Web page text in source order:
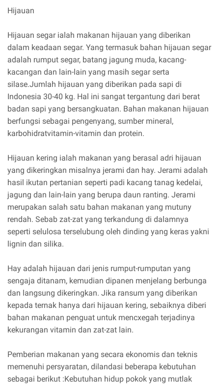
Hijauan
Hijauan segar ialah makanan hijauan yang diberikan
dalam keadaan segar. Yang termasuk bahan hijauan segar
adalah rumput segar, batang jagung muda, kacang-
kacangan dan lain-lain yang masih segar serta
silase.Jumlah hijauan yang diberikan pada sapi di
Indonesia 30-40 kg. Hal ini sangat tergantung dari berat
badan sapi yang bersangkuatan. Bahan makanan hijauan
berfungsi sebagai pengenyang, sumber mineral,
karbohidratvitamin-vitamin dan protein.
Hijauan kering ialah makanan yang berasal adri hijauan
yang dikeringkan misalnya jerami dan hay. Jerami adalah
hasil ikutan pertanian seperti padi kacang tanag kedelai,
jagung dan lain-lain yang berupa daun ranting. Jerami
merupakan salah satu bahan makanan yang mutuny
rendah. Sebab zat-zat yang terkandung di dalamnya
seperti selulosa terselubung oleh dinding yang keras yakni
lignin dan silika.
Hay adalah hijauan dari jenis rumput-rumputan yang
sengaja ditanam, kemudian dipanen menjelang berbunga
dan langsung dikeringkan. Jika ransum yang diberikan
kepada ternak hanya dari hijauan kering, sebaiknya diberi
bahan makanan penguat untuk mencxegah terjadinya
kekurangan vitamin dan zat-zat lain.
Pemberian makanan yang secara ekonomis dan teknis
memenuhi persyaratan, dilandasi beberapa kebutuhan
sebagai berikut :Kebutuhan hidup pokok yang mutlak